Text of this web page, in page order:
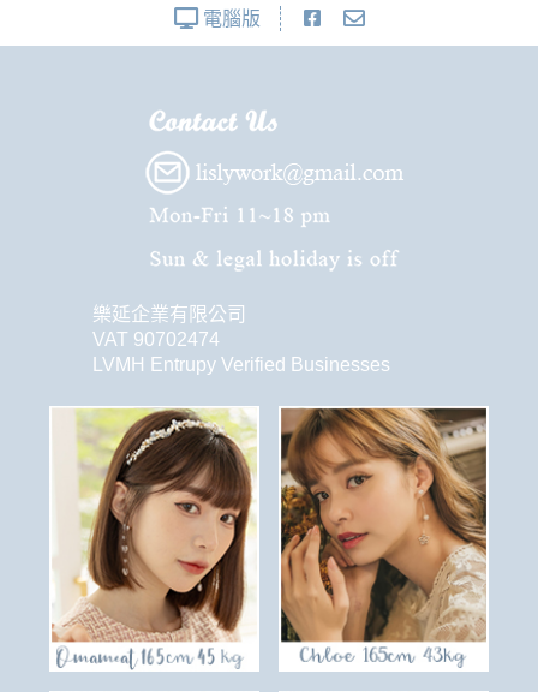
電腦版
樂延企業有限公司
VAT 90702474
LVMH Entrupy Verified Businesses